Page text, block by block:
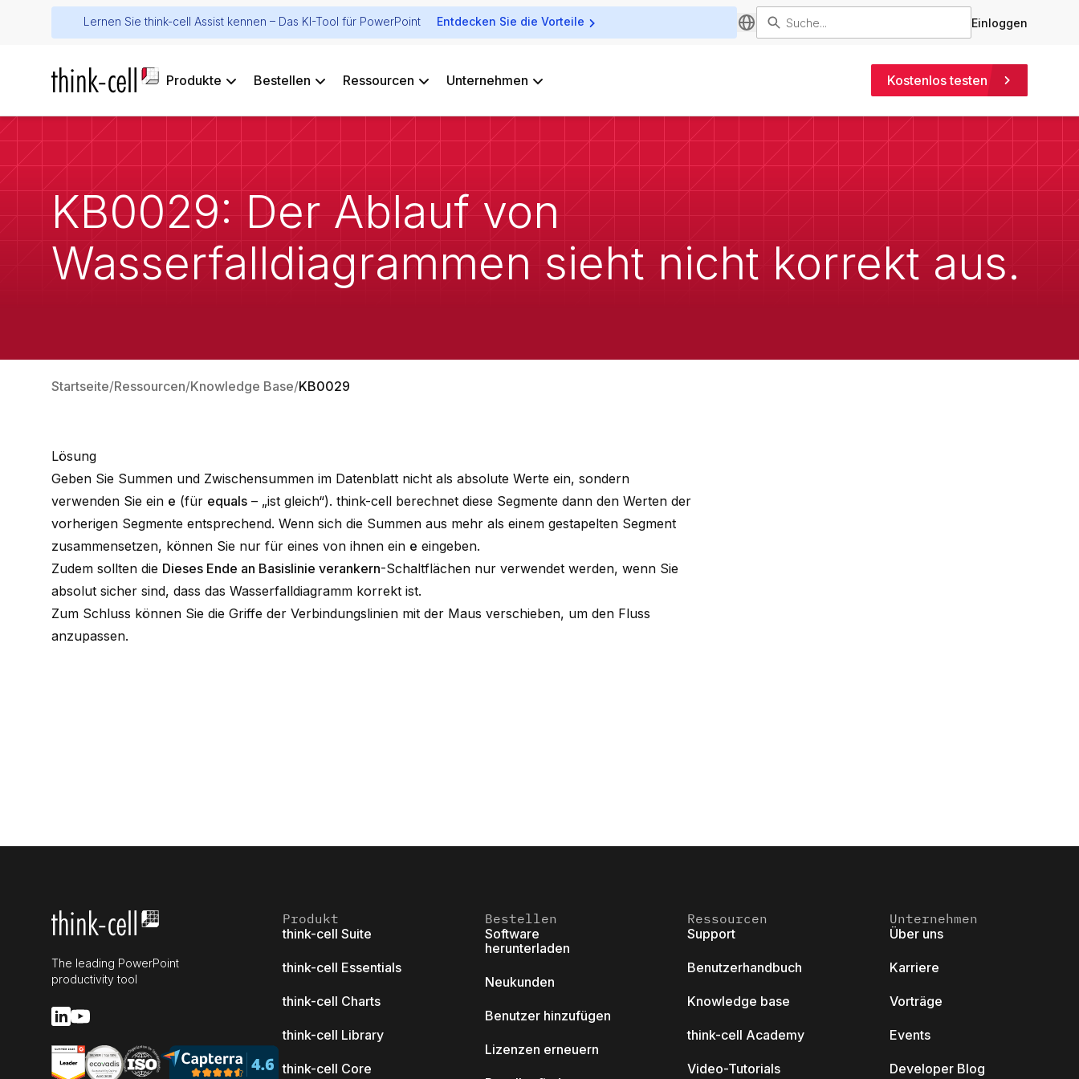
Lernen Sie think-cell Assist kennen – Das KI-Tool für PowerPoint Entdecken Sie die Vorteile Einloggen
Produkte Bestellen Ressourcen Unternehmen Kostenlos testen
KB0029: Der Ablauf von
Wasserfalldiagrammen sieht nicht korrekt aus.
Startseite Ressourcen Knowledge Base KB0029
Lösung
Geben Sie Summen und Zwischensummen im Datenblatt nicht als absolute Werte ein, sondern
verwenden Sie ein e (für equals – „ist gleich“). think-cell berechnet diese Segmente dann den Werten der
vorherigen Segmente entsprechend. Wenn sich die Summen aus mehr als einem gestapelten Segment
zusammensetzen, können Sie nur für eines von ihnen ein e eingeben.
Zudem sollten die Dieses Ende an Basislinie verankern-Schaltflächen nur verwendet werden, wenn Sie
absolut sicher sind, dass das Wasserfalldiagramm korrekt ist.
Zum Schluss können Sie die Griffe der Verbindungslinien mit der Maus verschieben, um den Fluss
anzupassen.
The leading PowerPoint
productivity tool
Produkt
think-cell Suite
think-cell Essentials
think-cell Charts
think-cell Library
think-cell Core
Bestellen
Software
herunterladen
Neukunden
Benutzer hinzufügen
Lizenzen erneuern
Ressourcen
Support
Benutzerhandbuch
Knowledge base
think-cell Academy
Video-Tutorials
Unternehmen
Über uns
Karriere
Vorträge
Events
Developer Blog